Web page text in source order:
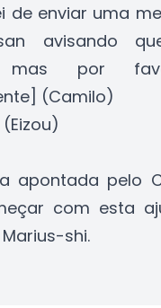
de enviar uma
avisando
mas por
(Camilo)
apontada pelo
com esta
shi.